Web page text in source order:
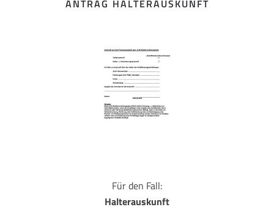
ANTRAG HALTERAUSKUNFT
Für den Fall:
Halterauskunft